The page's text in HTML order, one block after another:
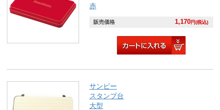
赤
販売価格 1,170円(税込)
サンビー
スタンプ台
大型